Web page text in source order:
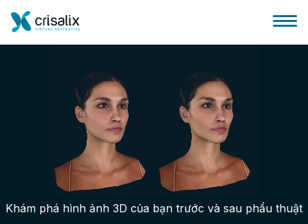
Bác sĩ phẫu thuật
Nền tảng kinh doanh 3D
Gói
Khám phá hình ảnh 3D của bạn trước và sau phẩu thuật